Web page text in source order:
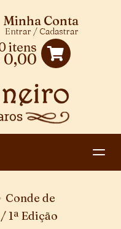
itens
0,00
Minha Conta
Entrar / Cadastrar
EXPANDIR
MENU
Conde de
1ª Edição